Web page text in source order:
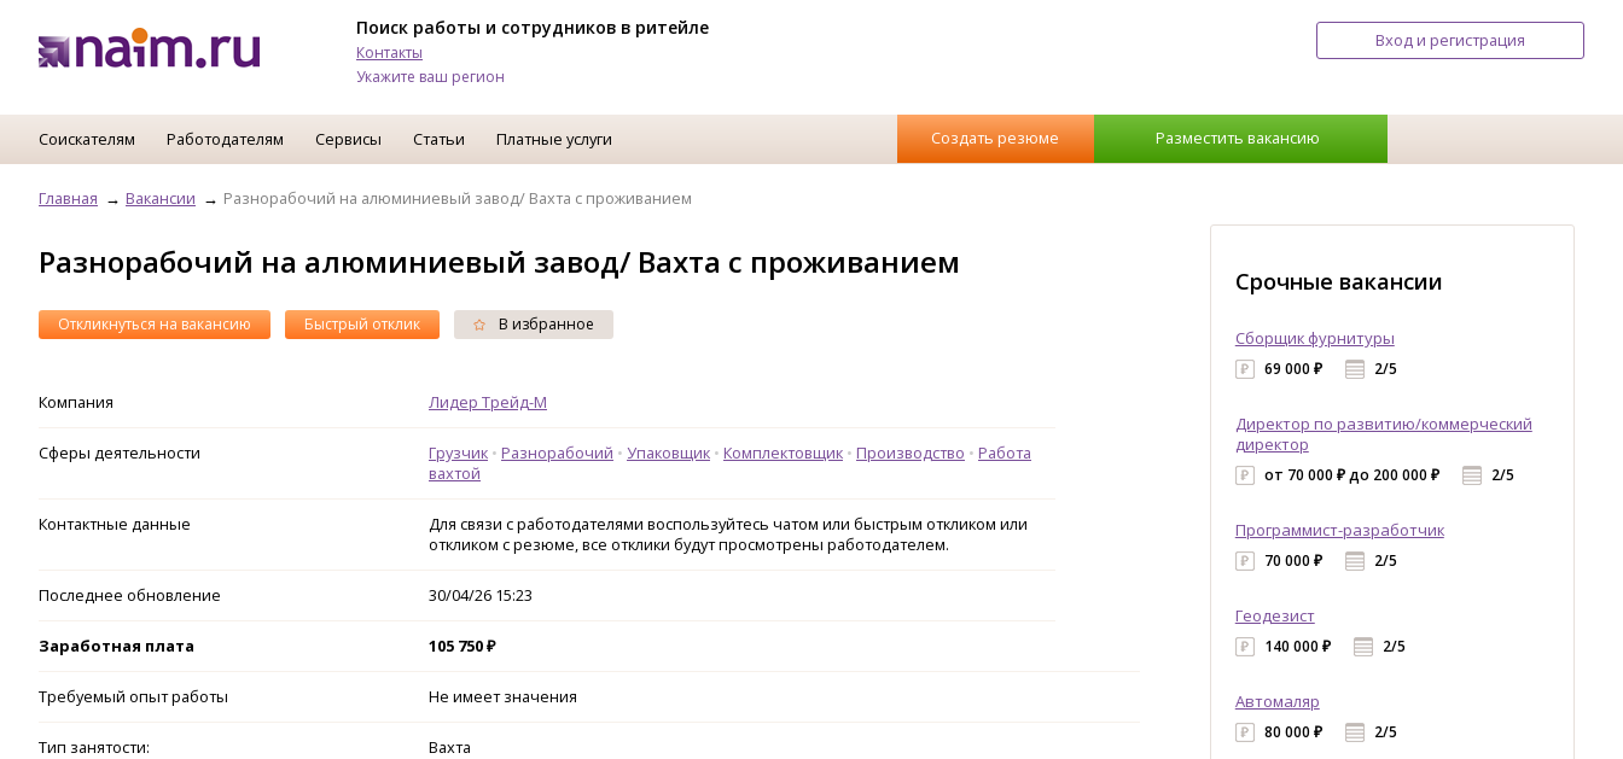
Поиск работы и сотрудников в ритейле
Контакты
Укажите ваш регион
Вход и регистрация
Соискателям Работодателям Сервисы Статьи Платные услуги Создать резюме Разместить вакансию
Главная Вакансии Разнорабочий на алюминиевый завод/ Вахта с проживанием
Разнорабочий на алюминиевый завод/ Вахта с проживанием
Откликнуться на вакансию Быстрый отклик В избранное
Компания Лидер Трейд-M
Сферы деятельности Грузчик Разнорабочий Упаковщик Комплектовщик Производство
Работа
вахтой
Контактные данные
Для связи с работодателями воспользуйтесь чатом или быстрым откликом или
откликом с резюме, все отклики будут просмотрены работодателем.
Последнее обновление 30/04/26 15:23
Заработная плата 105 750 ₽
Требуемый опыт работы Не имеет значения
Тип занятости: Вахта
Срочные вакансии
Сборщик фурнитуры
69 000 ₽ 2/5
Директор по развитию/коммерческий
директор
от 70 000 ₽ до 200 000 ₽ 2/5
Программист-разработчик
70 000 ₽ 2/5
Геодезист
140 000 ₽ 2/5
Автомаляр
80 000 ₽ 2/5